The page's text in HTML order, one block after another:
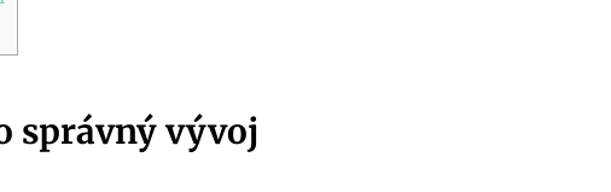
správný vývoj